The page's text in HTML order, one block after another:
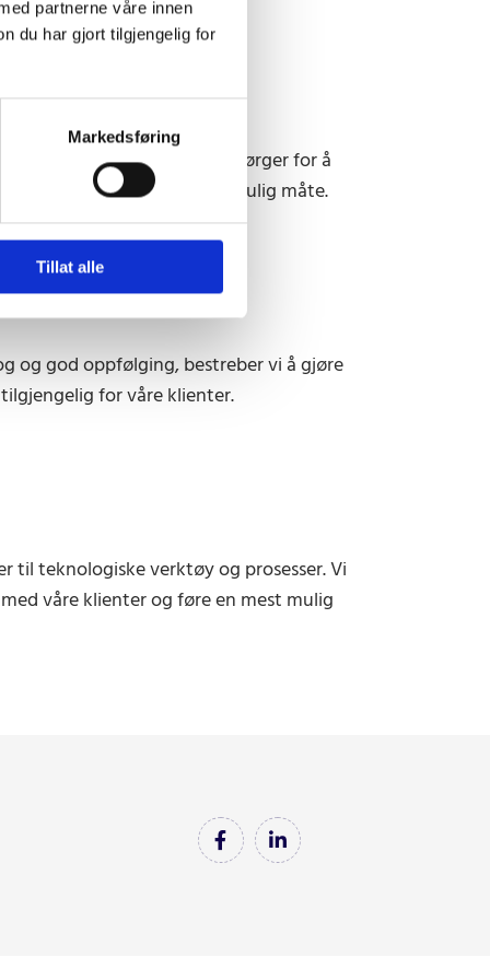
partnerne våre innen
du har gjort tilgjengelig for
Markedsføring
Tillat alle
ønsket resultat i en sak. Vi sørger for å
representere deg på best mulig måte.
og god oppfølging, bestreber vi å gjøre
for våre klienter.
til teknologiske verktøy og prosesser. Vi
våre klienter og føre en mest mulig